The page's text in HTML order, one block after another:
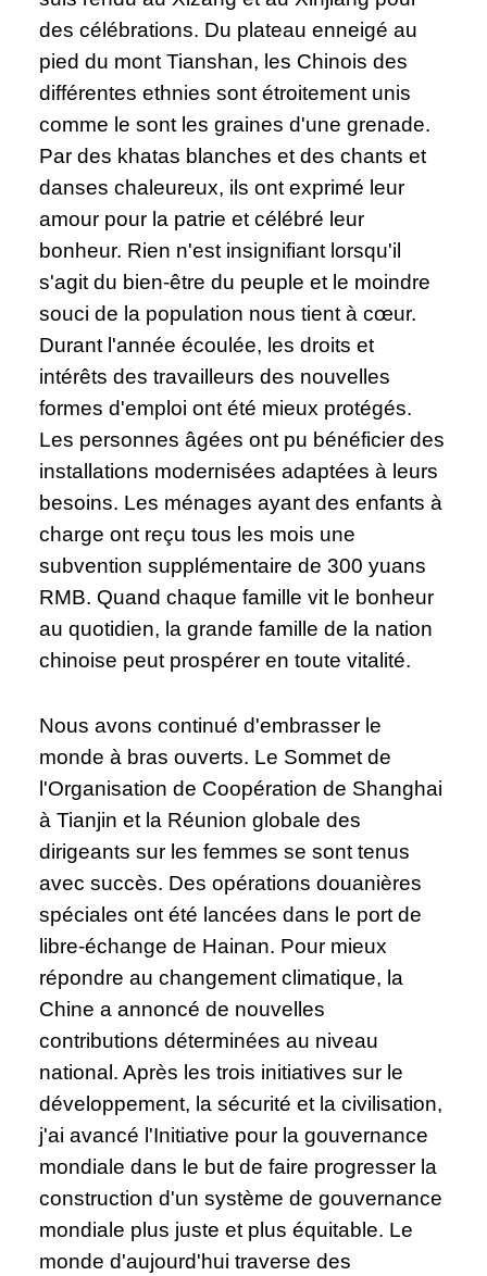
des célébrations. Du plateau enneigé au
pied du mont Tianshan, les Chinois des
différentes ethnies sont étroitement unis
comme le sont les graines d'une grenade.
Par des khatas blanches et des chants et
danses chaleureux, ils ont exprimé leur
amour pour la patrie et célébré leur
bonheur. Rien n'est insignifiant lorsqu'il
s'agit du bien-être du peuple et le moindre
souci de la population nous tient à cœur.
Durant l'année écoulée, les droits et
intérêts des travailleurs des nouvelles
formes d'emploi ont été mieux protégés.
Les personnes âgées ont pu bénéficier des
installations modernisées adaptées à leurs
besoins. Les ménages ayant des enfants à
charge ont reçu tous les mois une
subvention supplémentaire de 300 yuans
RMB. Quand chaque famille vit le bonheur
au quotidien, la grande famille de la nation
chinoise peut prospérer en toute vitalité.
Nous avons continué d'embrasser le
monde à bras ouverts. Le Sommet de
l'Organisation de Coopération de Shanghai
à Tianjin et la Réunion globale des
dirigeants sur les femmes se sont tenus
avec succès. Des opérations douanières
spéciales ont été lancées dans le port de
libre-échange de Hainan. Pour mieux
répondre au changement climatique, la
Chine a annoncé de nouvelles
contributions déterminées au niveau
national. Après les trois initiatives sur le
développement, la sécurité et la civilisation,
j'ai avancé l'Initiative pour la gouvernance
mondiale dans le but de faire progresser la
construction d'un système de gouvernance
mondiale plus juste et plus équitable. Le
monde d'aujourd'hui traverse des